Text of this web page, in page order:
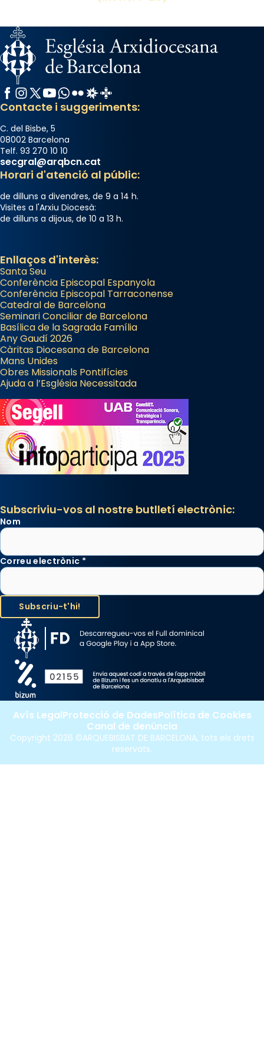
Facebook
Instagram
X / Twitter
YouTube
WhatsApp
FlickrRadio Estel
Catalunya Cristiana
Contacte i suggeriments:
C. del Bisbe, 5
08002 Barcelona
Telf. 93 270 10 10
secgral@arqbcn.cat
Horari d'atenció al públic:
de dilluns a divendres, de 9 a 14 h.
Visites a l'Arxiu Diocesà:
de dilluns a dijous, de 10 a 13 h.
Enllaços d'interès:
Santa Seu
Conferència Episcopal Espanyola
Conferència Episcopal Tarraconense
Catedral de Barcelona
Seminari Conciliar de Barcelona
Basílica de la Sagrada Família
Any Gaudí 2026
Càritas Diocesana de Barcelona
Mans Unides
Obres Missionals Pontifícies
Ajuda a l’Església Necessitada
Subscriviu-vos al nostre butlletí electrònic:
Nom
Correu electrònic *
Copyright 2026 ©ARQUEBISBAT DE BARCELONA, tots els drets
reservats.
Avís LegalProtecció de DadesPolítica de Cookies
Canal de denúncia